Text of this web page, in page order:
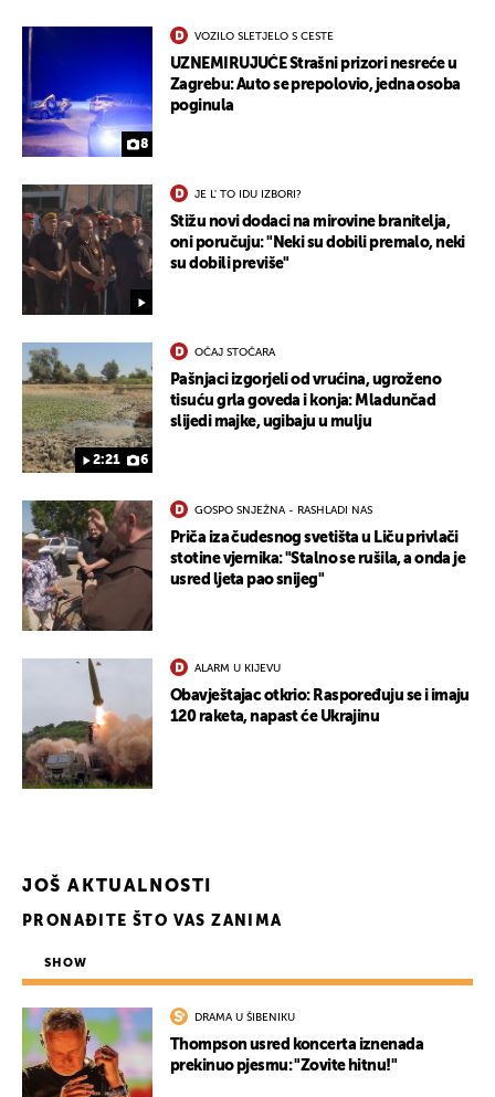
8
VOZILO SLETJELO S CESTE
UZNEMIRUJUĆE Strašni prizori nesreće u
Zagrebu: Auto se prepolovio, jedna osoba
poginula
JE L' TO IDU IZBORI?
Stižu novi dodaci na mirovine branitelja,
oni poručuju: "Neki su dobili premalo, neki
su dobili previše"
2:21 6
OČAJ STOČARA
Pašnjaci izgorjeli od vrućina, ugroženo
tisuću grla goveda i konja: Mladunčad
slijedi majke, ugibaju u mulju
GOSPO SNJEŽNA - RASHLADI NAS
Priča iza čudesnog svetišta u Liču privlači
stotine vjernika: "Stalno se rušila, a onda je
usred ljeta pao snijeg"
ALARM U KIJEVU
Obavještajac otkrio: Raspoređuju se i imaju
120 raketa, napast će Ukrajinu
JOŠ AKTUALNOSTI
PRONAĐITE ŠTO VAS ZANIMA
SHOW
DRAMA U ŠIBENIKU
Thompson usred koncerta iznenada
prekinuo pjesmu: "Zovite hitnu!"
UKLJUČITE NOTIFIKACIJE